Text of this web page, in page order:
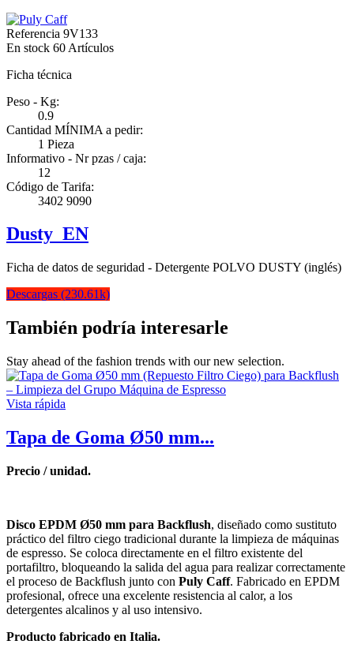
Referencia 9V133
En stock 60 Artículos
Ficha técnica
Peso - Kg:
0.9
Cantidad MÍNIMA a pedir:
1 Pieza
Informativo - Nr pzas / caja:
12
Código de Tarifa:
3402 9090
Dusty_EN
Ficha de datos de seguridad - Detergente POLVO DUSTY (inglés)
Descargas (230.61k)
También podría interesarle
Stay ahead of the fashion trends with our new selection.
Vista rápida
Tapa de Goma Ø50 mm...
Precio / unidad.
Disco EPDM Ø50 mm para Backflush, diseñado como sustituto
práctico del filtro ciego tradicional durante la limpieza de máquinas
de espresso. Se coloca directamente en el filtro existente del
portafiltro, bloqueando la salida del agua para realizar correctamente
el proceso de Backflush junto con Puly Caff. Fabricado en EPDM
profesional, ofrece una excelente resistencia al calor, a los
detergentes alcalinos y al uso intensivo.
Producto fabricado en Italia.